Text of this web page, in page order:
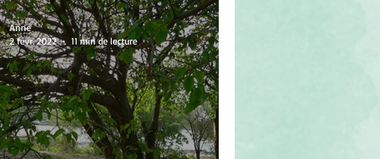
Anne
2 févr. 2022
11 min de lecture